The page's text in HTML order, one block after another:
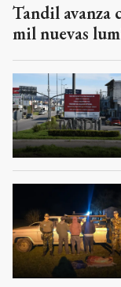
Tandil avanza
mil nuevas